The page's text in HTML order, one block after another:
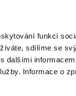
funkcí
sdílíme se
dalšími
Informace o